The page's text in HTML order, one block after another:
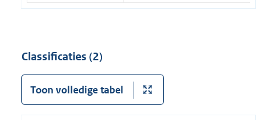
Classificaties (2)
Toon volledige tabel